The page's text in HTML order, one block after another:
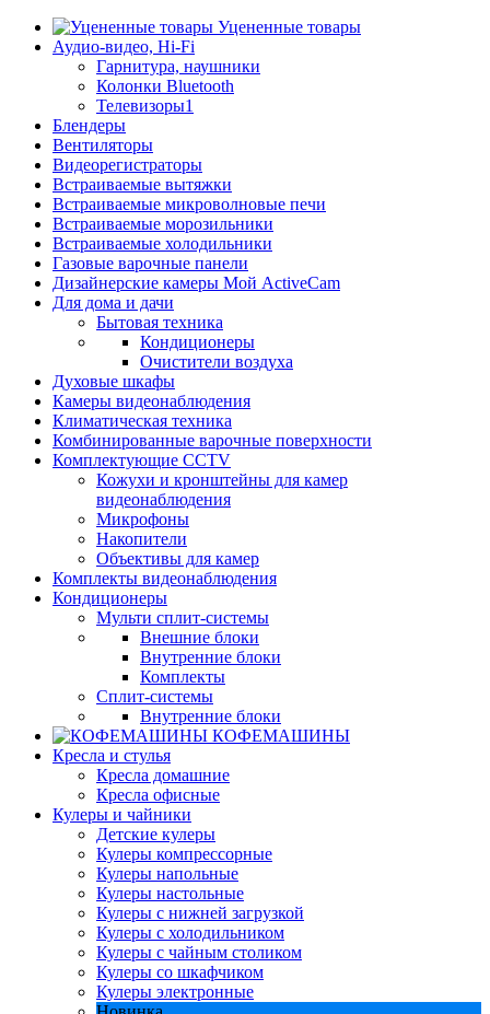
Уцененные товары
Аудио-видео, Hi-Fi
Гарнитура, наушники
Колонки Bluetooth
Телевизоры1
Блендеры
Вентиляторы
Видеорегистраторы
Встраиваемые вытяжки
Встраиваемые микроволновые печи
Встраиваемые морозильники
Встраиваемые холодильники
Газовые варочные панели
Дизайнерские камеры Мой ActiveCam
Для дома и дачи
Бытовая техника
Кондиционеры
Очистители воздуха
Духовые шкафы
Камеры видеонаблюдения
Климатическая техника
Комбинированные варочные поверхности
Комплектующие CCTV
Кожухи и кронштейны для камер
видеонаблюдения
Микрофоны
Накопители
Объективы для камер
Комплекты видеонаблюдения
Кондиционеры
Мульти сплит-системы
Внешние блоки
Внутренние блоки
Комплекты
Сплит-системы
Внутренние блоки
КОФЕМАШИНЫ
Кресла и стулья
Кресла домашние
Кресла офисные
Кулеры и чайники
Детские кулеры
Кулеры компрессорные
Кулеры напольные
Кулеры настольные
Кулеры с нижней загрузкой
Кулеры с холодильником
Кулеры с чайным столиком
Кулеры со шкафчиком
Кулеры электронные